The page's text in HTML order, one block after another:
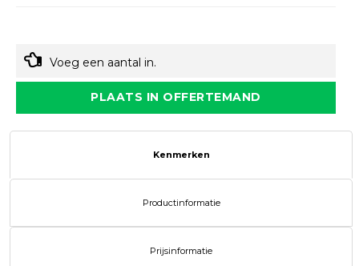
Voeg een aantal in.
PLAATS IN OFFERTEMAND
Kenmerken
Productinformatie
Prijsinformatie